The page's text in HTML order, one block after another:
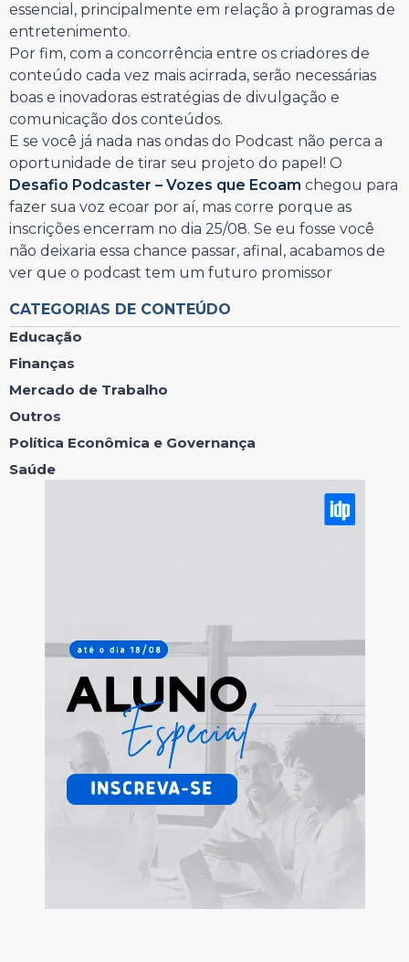
essencial, principalmente em relação à programas de
entretenimento.
Por fim, com a concorrência entre os criadores de
conteúdo cada vez mais acirrada, serão necessárias
boas e inovadoras estratégias de divulgação e
comunicação dos conteúdos.
E se você já nada nas ondas do Podcast não perca a
oportunidade de tirar seu projeto do papel! O
Desafio Podcaster – Vozes que Ecoam chegou para
fazer sua voz ecoar por aí, mas corre porque as
inscrições encerram no dia 25/08. Se eu fosse você
não deixaria essa chance passar, afinal, acabamos de
ver que o podcast tem um futuro promissor
CATEGORIAS DE CONTEÚDO
Educação
Finanças
Mercado de Trabalho
Outros
Política Econômica e Governança
Saúde